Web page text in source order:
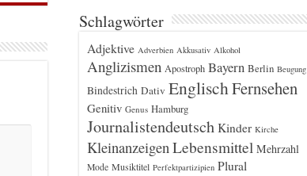
Schlagwörter
Adjektive Adverbien Akkusativ Alkohol
Anglizismen Apostroph Bayern Berlin Beugung
Bindestrich Dativ EnglischFernsehen
Genitiv Genus Hamburg
Journalistendeutsch Kinder Kirche
Kleinanzeigen Lebensmittel Mehrzahl
Mode Musiktitel Perfektpartizipien Plural